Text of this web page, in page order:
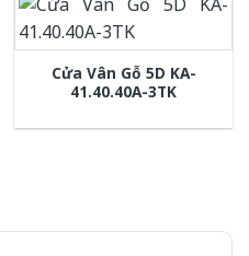
Cửa Vân Gỗ 5D KA-
41.40.40A-3TK